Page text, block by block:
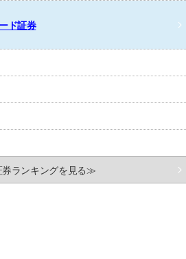
ド証券
券ランキングを見る≫